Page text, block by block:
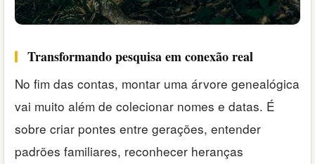
Transformando pesquisa em conexão real
No fim das contas, montar uma árvore genealógica
vai muito além de colecionar nomes e datas. É
sobre criar pontes entre gerações, entender
padrões familiares, reconhecer heranças